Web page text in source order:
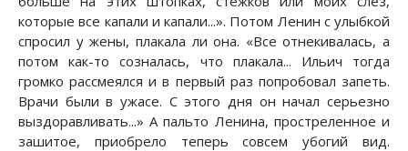
которые все капали и капали...». Потом Ленин с улыбкой
спросил у жены, плакала ли она. «Все отнекивалась, а
потом как-то созналась, что плакала... Ильич тогда
громко рассмеялся и в первый раз попробовал запеть.
Врачи были в ужасе. С этого дня он начал серьезно
выздоравливать...» А пальто Ленина, простреленное и
зашитое, приобрело теперь совсем убогий вид.